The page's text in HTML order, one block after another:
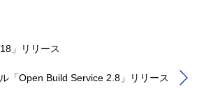
」リリース
「Open Build Service 2.8」リリース